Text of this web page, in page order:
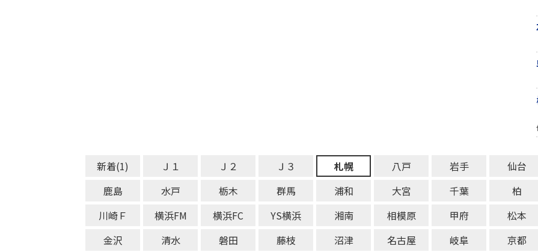
新着(1) Ｊ１ Ｊ２ Ｊ３ 札幌 八戸 岩手 仙台
鹿島
水戸 栃木 群馬 浦和 大宮 千葉 柏
川崎Ｆ
横浜FM 横浜FC YS横浜 湘南 相模原 甲府 松本
金沢
清水 磐田 藤枝 沼津 名古屋 岐阜 京都